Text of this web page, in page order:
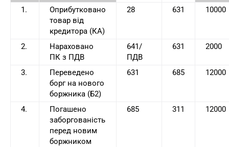
1.
Оприбутковано
товар від
кредитора (КА)
28 631 10000
2.
Нараховано
ПК з ПДВ
641/
ПДВ
631 2000
3.
Переведено
борг на нового
боржника (Б2)
631 685 12000
4.
Погашено
заборгованість
перед новим
боржником
685 311 12000